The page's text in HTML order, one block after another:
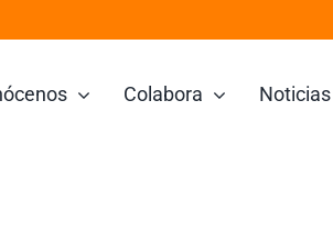
Colabora Noticias